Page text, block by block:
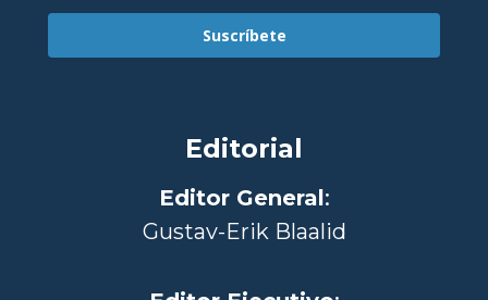
Suscríbete
Editorial
Editor General:
Gustav-Erik Blaalid